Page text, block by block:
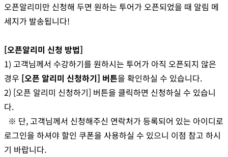
오픈알리미만 신청해 두면 원하는 투어가 오픈되었을 때 알림 메
세지가 발송됩니다!
[오픈알리미 신청 방법]
1) 고객님께서 수강하기를 원하시는 투어가 아직 오픈되지 않은
경우 [오픈 알리미 신청하기] 버튼을 확인하실 수 있습니다.
2) [오픈 알리미 신청하기] 버튼을 클릭하면 신청하실 수 있습니
다.
※ 단, 고객님께서 신청해주신 연락처가 등록되어 있는 아이디로
로그인을 하셔야 할인 쿠폰을 사용하실 수 있으니 이점 참고 하시
기 바랍니다.